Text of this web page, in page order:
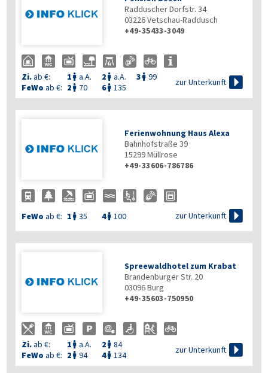
Radduscher Dorfstr. 34
03226Vetschau-Raddusch
+49-35433-3049
Zi.ab €: 1  a.A. 2  a.A. 3  99
FeWo ab €: 2  70 6 135
zur Unterkunft 
Ferienwohnung Haus Alexa
Bahnhofstraße 39
15299Müllrose
+49-33606-786786
FeWo ab €: 1  35 4 100 zur Unterkunft 
Spreewaldhotel zum Krabat
Brandenburger Str. 20
03096Burg
+49-35603-750950
Zi.ab €: 1  a.A. 2  84
FeWo ab €: 2  94 4 134
zur Unterkunft 